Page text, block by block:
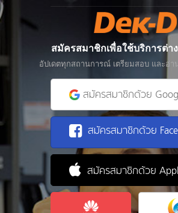
สมัครสมาชิกเพื่อใช้บริการต่า
อัปเดตทุกสถานการณ์ เตรียมสอบ และอ่
สมัครสมาชิกด้วย
สมัครสมาชิกด้วย
สมัครสมาชิกด้วย